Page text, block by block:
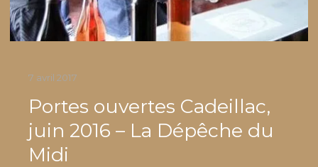
7 avril 2017
Portes ouvertes Cadeillac,
juin 2016 – La Dépêche du
Midi